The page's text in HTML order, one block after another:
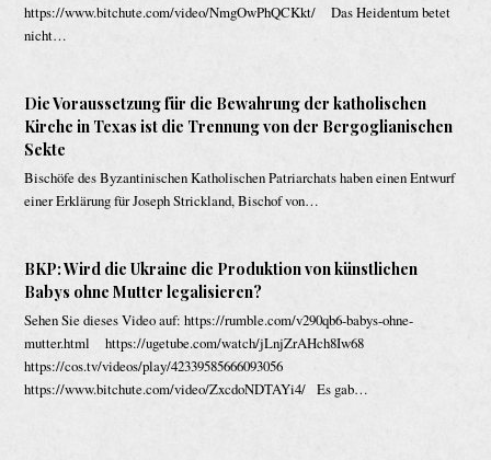
https://www.bitchute.com/video/NmgOwPhQCKkt/ Das Heidentum betet
nicht…
Die Voraussetzung für die Bewahrung der katholischen
Kirche in Texas ist die Trennung von der Bergoglianischen
Sekte
Bischöfe des Byzantinischen Katholischen Patriarchats haben einen Entwurf
einer Erklärung für Joseph Strickland, Bischof von…
BKP: Wird die Ukraine die Produktion von künstlichen
Babys ohne Mutter legalisieren?
Sehen Sie dieses Video auf: https://rumble.com/v290qb6-babys-ohne-
mutter.html https://ugetube.com/watch/jLnjZrAHch8Iw68
https://cos.tv/videos/play/42339585666093056
https://www.bitchute.com/video/ZxcdoNDTAYi4/ Es gab…